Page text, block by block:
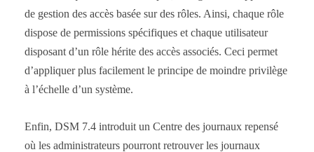
de gestion des accès basée sur des rôles. Ainsi, chaque rôle
dispose de permissions spécifiques et chaque utilisateur
disposant d’un rôle hérite des accès associés. Ceci permet
d’appliquer plus facilement le principe de moindre privilège
à l’échelle d’un système.
Enfin, DSM 7.4 introduit un Centre des journaux repensé
où les administrateurs pourront retrouver les journaux